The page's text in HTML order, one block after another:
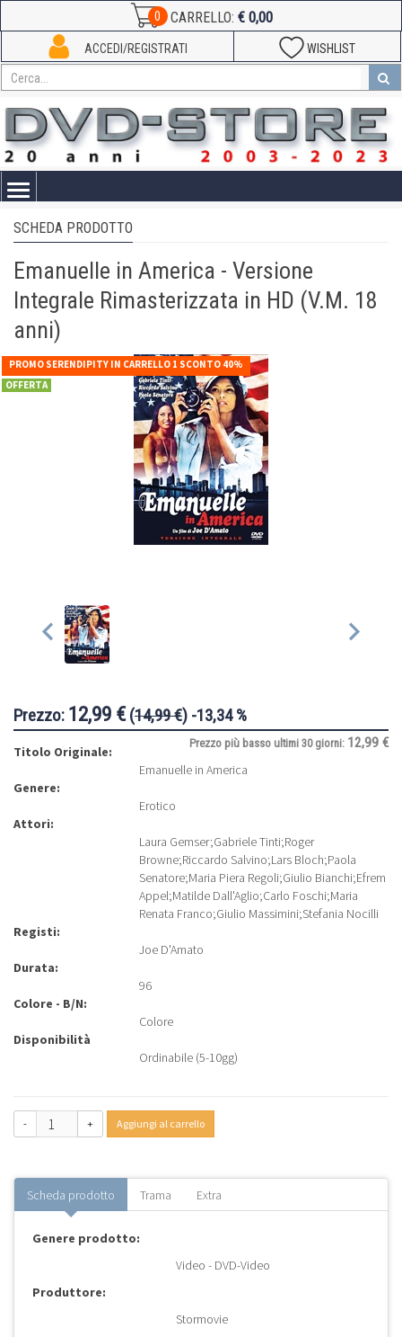
0 CARRELLO: € 0,00
WISHLIST
ACCEDI/REGISTRATI
Toggle
SCHEDA PRODOTTO
Emanuelle in America - Versione
Integrale Rimasterizzata in HD (V.M. 18
anni)
PROMO SERENDIPITY IN CARRELLO 1 SCONTO 40%
OFFERTA
Prezzo: 12,99 €(14,99 €) -13,34 %
Prezzo più basso ultimi 30 giorni: 12,99 €
Titolo Originale:
Emanuelle in America
Genere:
Erotico
Attori:
Laura Gemser;Gabriele Tinti;Roger
Browne;Riccardo Salvino;Lars Bloch;Paola
Senatore;Maria Piera Regoli;Giulio Bianchi;Efrem
Appel;Matilde Dall'Aglio;Carlo Foschi;Maria
Renata Franco;Giulio Massimini;Stefania Nocilli
Registi:
Joe D'Amato
Durata:
96
Colore - B/N:
Colore
Disponibilità
Ordinabile (5-10gg)
- + Aggiungi al carrello
Scheda prodotto Trama Extra
Genere prodotto:
Video - DVD-Video
Produttore:
Stormovie